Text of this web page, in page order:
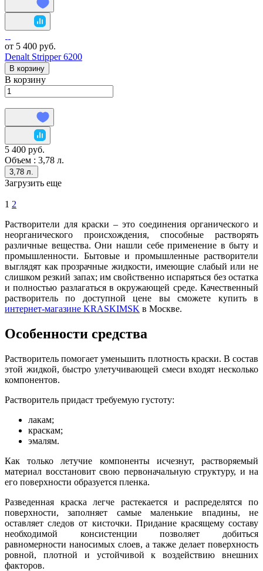
от 5 400 руб.
Denalt Stripper 6200
В корзину
В корзину
5 400 руб.
Объем : 3,78 л.
3,78 л.
Загрузить еще
1 2
Растворители для краски – это соединения органического и
неорганического происхождения, способные растворять
различные вещества. Они нашли себе применение в быту и
промышленности. Бытовые и промышленные растворители
выглядят как прозрачные жидкости, имеющие слабый или не
слишком резкий запах; им свойственно испаряться без остатка
и полностью разлагаться в окружающей среде. Качественный
растворитель по доступной цене вы сможете купить в
интернет-магазине KRASKIMSK в Москве.
Особенности средства
Растворитель помогает уменьшить плотность краски. В состав
этой жидкой, быстро улетучивающей смеси входят несколько
компонентов.
Растворитель придаст требуемую густоту:
лакам;
краскам;
эмалям.
Как только летучие компоненты исчезнут, растворяемый
материал восстановит свою первоначальную структуру, и на
его поверхности образуется пленка.
Разведенная краска легче растекается и распределятся по
поверхности, заполняет самые маленькие впадины, не
оставляет следов от кисточки. Придание красящему составу
необходимой консистенции позволяет добиться
равномерности наносимых слоев, а также делает поверхность
ровной, плотной и устойчивой к воздействию внешних
факторов.